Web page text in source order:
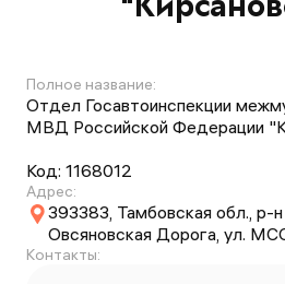
Полное название:
Отдел Госавтоинспекции
МВД Российской Федерации
Код: 1168012
Адрес:
393383, Тамбовская обл., р-н
Овсяновская Дорога, ул.
Контакты: